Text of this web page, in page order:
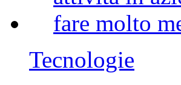
Tecnologie